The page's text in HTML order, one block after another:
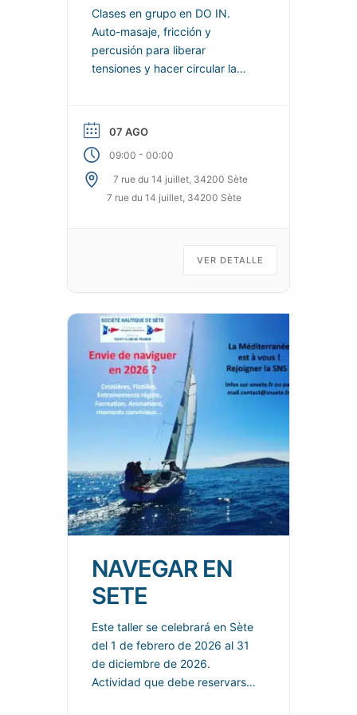
Clases en grupo en DO IN.
Auto-masaje, fricción y
percusión para liberar
tensiones y hacer circular la
sensaciones reales de
bienestar para el cuerpo y la
mente.
07 AGO
09:00 - 00:00
7 rue du 14 juillet, 34200 Sète
7 rue du 14 juillet, 34200 Sète
VER DETALLE
NAVEGAR EN
SETE
Este taller se celebrará en Sète
del 1 de febrero de 2026 al 31
de diciembre de 2026.
Actividad que debe reservarse